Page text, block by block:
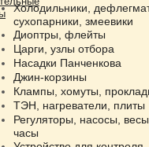
Холодильники,
сухопарники, змеевики
Диоптры, флейты
Царги, узлы отбора
Насадки Панченкова
Джин-корзины
Клампы, хомуты,
ТЭН, нагреватели, плиты
Регуляторы, насосы, весы,
часы